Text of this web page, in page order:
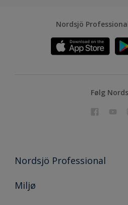
Nordsjö
Følg
Nordsjö Professional
Kontakt oss
Miljø